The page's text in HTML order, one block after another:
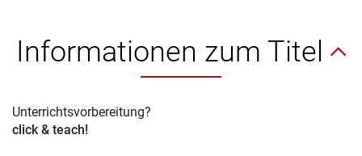
Informationen zum Titel
Unterrichtsvorbereitung?
click & teach!